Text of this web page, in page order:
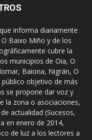
informa diariamente
Baixo Miño y de los
cubre la
municipios de Oia, O
Baiona, Nigrán, O
objetivo de más
se propone dar voz y
la zona o asociaciones,
actualidad (Sucesos,
en enero de 2014,
de luz a los lectores a